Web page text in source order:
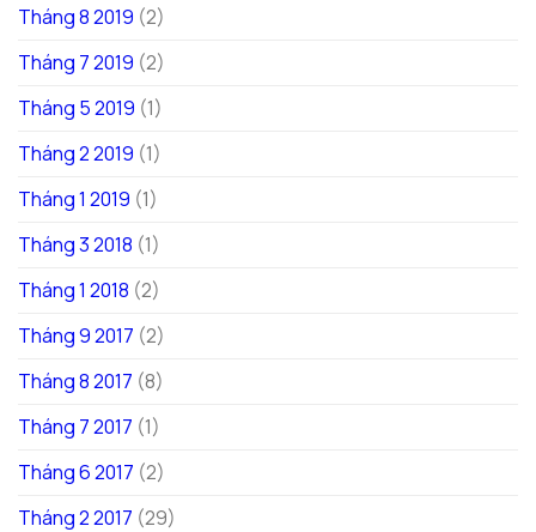
Tháng 8 2019 (2)
Tháng 7 2019 (2)
Tháng 5 2019 (1)
Tháng 2 2019 (1)
Tháng 1 2019 (1)
Tháng 3 2018 (1)
Tháng 1 2018 (2)
Tháng 9 2017 (2)
Tháng 8 2017 (8)
Tháng 7 2017 (1)
Tháng 6 2017 (2)
Tháng 2 2017 (29)